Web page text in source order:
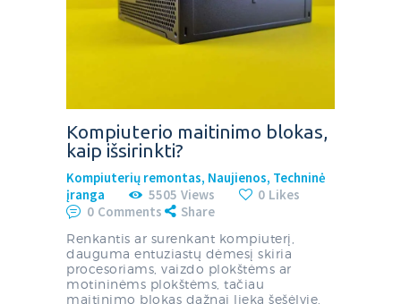
Kompiuterio maitinimo blokas,
kaip išsirinkti?
Kompiuterių remontas, Naujienos, Techninė
įranga
5505 Views 0 Likes
0 Comments Share
Renkantis ar surenkant kompiuterį,
dauguma entuziastų dėmesį skiria
procesoriams, vaizdo plokštėms ar
motininėms plokštėms, tačiau
maitinimo blokas dažnai lieka šešėlyje.